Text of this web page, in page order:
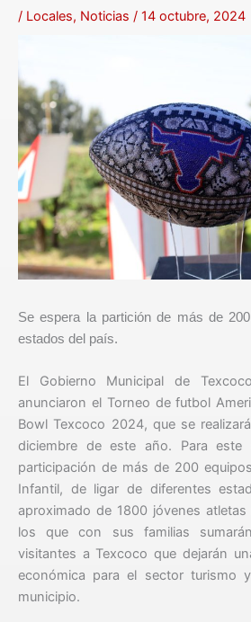
/ Locales, Noticias / 14 octubre, 2024
Se espera la partición de más de
estados del país.
El Gobierno Municipal de
anunciaron el Torneo de futbol
Bowl Texcoco 2024, que se
diciembre de este año. Para
participación de más de 200
Infantil, de ligar de diferentes
aproximado de 1800 jóvenes
los que con sus familias
visitantes a Texcoco que dejarán
económica para el sector turismo
municipio.